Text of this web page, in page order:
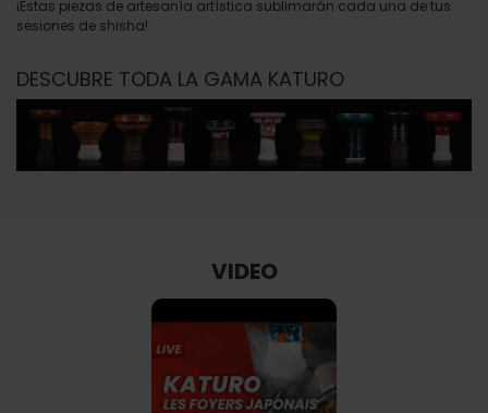
¡Estas piezas de artesanía artística sublimarán cada una de tus
sesiones de shisha!
DESCUBRE TODA LA GAMA KATURO
VIDEO